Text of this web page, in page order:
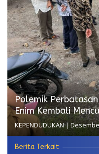
Polemik
Enim Kembali
KEPENDUDUKAN|
Berita Terkait